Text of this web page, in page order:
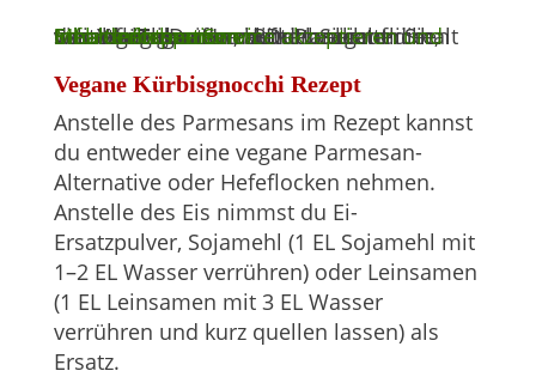
Sie sehen gerade einen Platzhalterinhalt vonYouTube
. Um auf den eigentlichen Inhalt zuzugreifen, klicken Sie auf die Schaltfläche unten. Bitte beachten Sie, dass dabei Daten an Drittanbieter weitergegeben werden.
Mehr Informationen
Inhalt entsperren
Erforderlichen Service akzeptieren und Inhalte entsperren
Vegane Kürbisgnocchi Rezept
Anstelle des Parmesans im Rezept kannst
du entweder eine vegane Parmesan-
Alternative oder Hefeflocken nehmen.
Anstelle des Eis nimmst du Ei-
Ersatzpulver, Sojamehl (1 EL Sojamehl mit
1–2 EL Wasser verrühren) oder Leinsamen
(1 EL Leinsamen mit 3 EL Wasser
verrühren und kurz quellen lassen) als
Ersatz.